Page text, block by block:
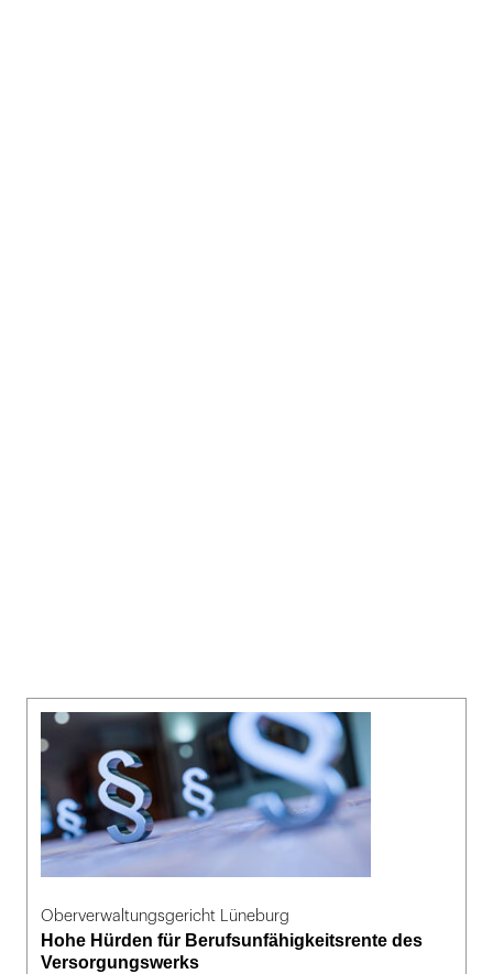
Oberverwaltungsgericht Lüneburg
Hohe Hürden für Berufsunfähigkeitsrente des
Versorgungswerks